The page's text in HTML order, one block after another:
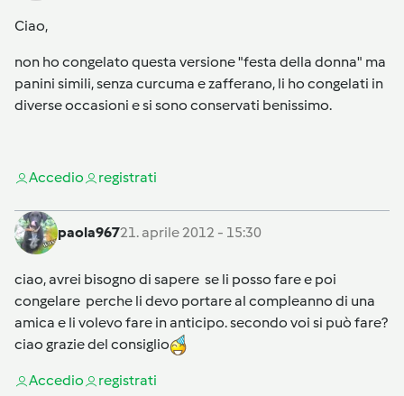
Ciao,
non ho congelato questa versione "festa della donna" ma
panini simili, senza curcuma e zafferano, li ho congelati in
diverse occasioni e si sono conservati benissimo.
Accedio registrati
paola96721. aprile 2012 - 15:30
ciao, avrei bisogno di sapere se li posso fare e poi
congelare perche li devo portare al compleanno di una
amica e li volevo fare in anticipo. secondo voi si può fare?
ciao grazie del consiglio
Accedio registrati